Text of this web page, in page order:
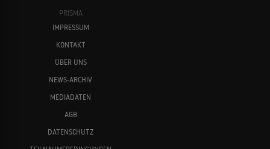
PRISMA
IMPRESSUM
KONTAKT
ÜBER UNS
NEWS-ARCHIV
MEDIADATEN
AGB
DATENSCHUTZ